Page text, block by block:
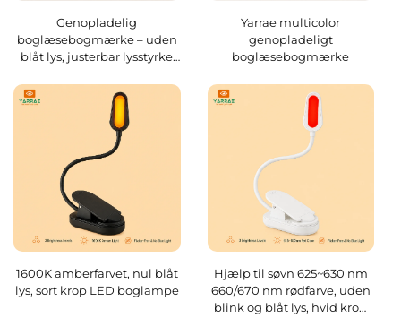
Genopladelig
boglæsebogmærke – uden
blåt lys, justerbar lysstyrke
Yarrae multicolor
genopladeligt
boglæsebogmærke
1600K amberfarvet, nul blåt
lys, sort krop LED boglampe
Hjælp til søvn 625~630 nm
660/670 nm rødfarve, uden
blink og blåt lys, hvid krop